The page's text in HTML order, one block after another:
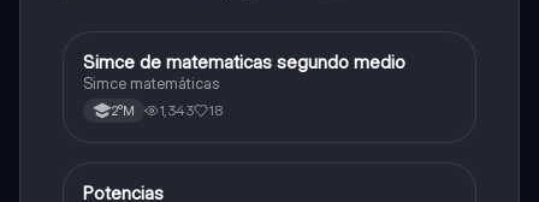
Matemáticas
Simce de matematicas segundo medio
Simce matemáticas
2°M 1,343 18
Matemáticas
Potencias